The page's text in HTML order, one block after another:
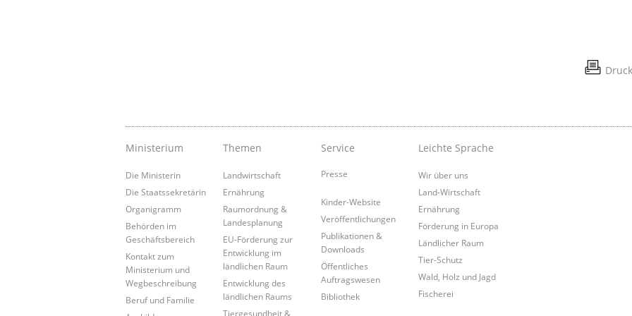
Ministerium
Die Ministerin
Die Staatssekretärin
Organigramm
Behörden im
Geschäftsbereich
Kontakt zum
Ministerium und
Wegbeschreibung
Beruf und Familie
Themen
Landwirtschaft
Ernährung
Raumordnung &
Landesplanung
EU-Förderung zur
Entwicklung im
ländlichen Raum
Entwicklung des
ländlichen Raums
Tiergesundheit &
Service
Presse
Kinder-Website
Veröffentlichungen
Publikationen &
Downloads
Öffentliches
Auftragswesen
Bibliothek
Leichte Sprache
Wir über uns
Land-Wirtschaft
Ernährung
Förderung in Europa
Ländlicher Raum
Tier-Schutz
Wald, Holz und Jagd
Fischerei